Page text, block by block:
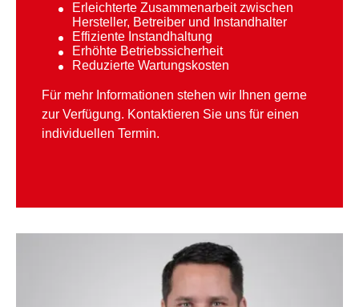
Erleichterte Zusammenarbeit zwischen
Hersteller, Betreiber und Instandhalter
Effiziente Instandhaltung
Erhöhte Betriebssicherheit
Reduzierte Wartungskosten
Für mehr Informationen stehen wir Ihnen gerne
zur Verfügung. Kontaktieren Sie uns für einen
individuellen Termin.